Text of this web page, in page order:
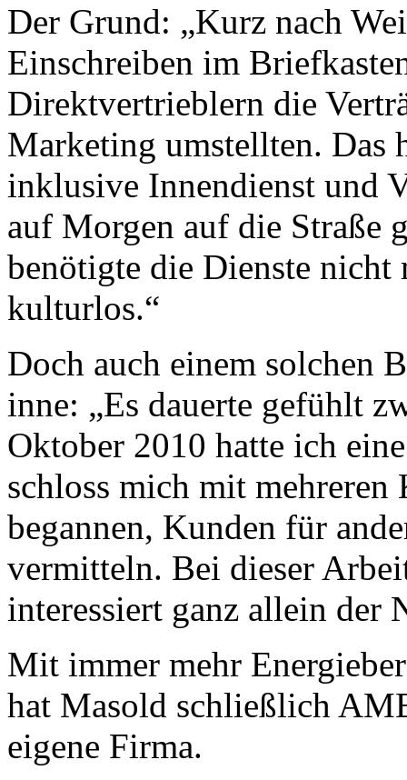
Der Grund: „Kurz nach
Einschreiben im
Direktvertrieblern die
Marketing umstellten.
inklusive Innendienst und
auf Morgen auf die Straße
benötigte die Dienste nicht
kulturlos.“
Doch auch einem solchen
inne: „Es dauerte gefühlt
Oktober 2010 hatte ich
schloss mich mit
begannen, Kunden für
vermitteln. Bei dieser
interessiert ganz allein der
Mit immer mehr
hat Masold schließlich
eigene Firma.